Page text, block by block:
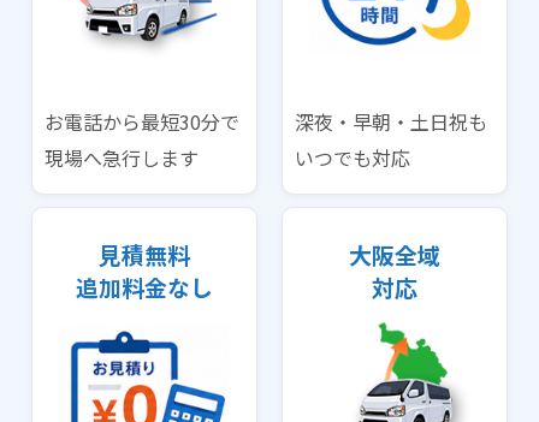
お電話から最短30分で
現場へ急行します
深夜・早朝・土日祝も
いつでも対応
見積無料
追加料金なし
大阪全域
対応